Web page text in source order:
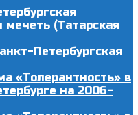
мечеть (Татарская
Петербургская
«Толерантность» в
на 2006-